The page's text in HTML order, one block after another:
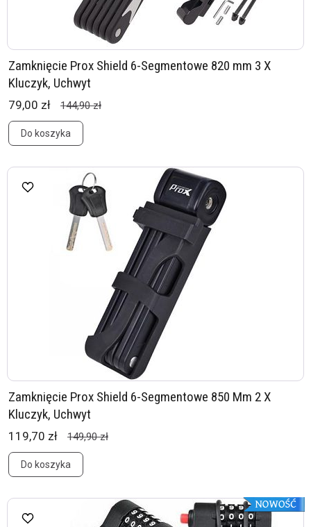
Zamknięcie Prox Shield 6-Segmentowe 820 mm 3 X
Kluczyk, Uchwyt
79,00 zł 144,90 zł
Do koszyka
Zamknięcie Prox Shield 6-Segmentowe 850 Mm 2 X
Kluczyk, Uchwyt
119,70 zł 149,90 zł
Do koszyka